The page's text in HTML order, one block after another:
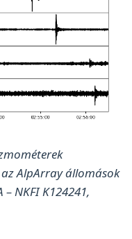
AlpArray állomások
NKFI K124241,